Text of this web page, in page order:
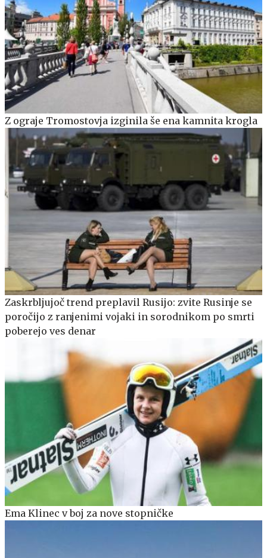
Z ograje Tromostovja izginila še ena kamnita krogla
Zaskrbljujoč trend preplavil Rusijo: zvite Rusinje se
poročijo z ranjenimi vojaki in sorodnikom po smrti
poberejo ves denar
Ema Klinec v boj za nove stopničke